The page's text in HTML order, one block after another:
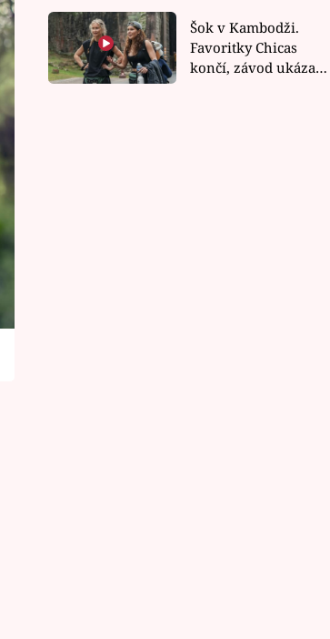
závodu nůž na krku
Šok v Kambodži.
Favoritky Chicas
končí, závod ukázal